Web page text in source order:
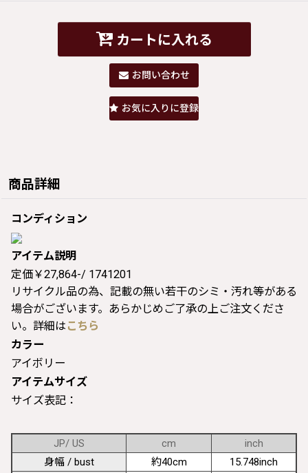
カートに入れる
お問い合わせ
お気に入りに登録
商品詳細
コンディション
アイテム説明
定価￥27,864-/ 1741201
リサイクル品の為、記載の無い若干のシミ・汚れ等がある
場合がございます。あらかじめご了承の上ご注文くださ
い。詳細は こちら
カラー
アイボリー
アイテムサイズ
サイズ表記：
JP/ US cm
inch
身幅 / bust
約40cm
15.748inch